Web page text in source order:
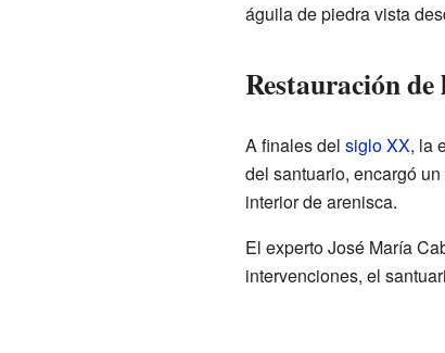
águila de piedra vista
Restauración
A finales del siglo XX, la
del santuario, encargó
interior de arenisca.
El experto José María
intervenciones, el